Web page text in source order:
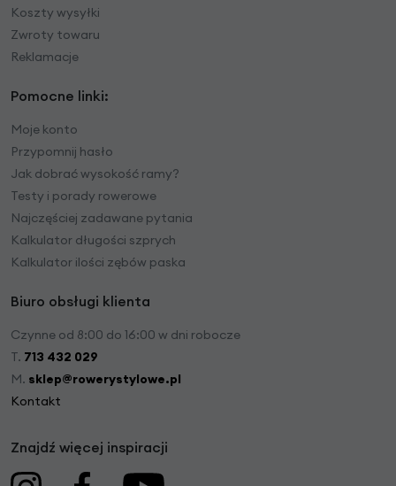
Koszty wysyłki
Zwroty towaru
Reklamacje
Pomocne linki:
Moje konto
Przypomnij hasło
Jak dobrać wysokość ramy?
Testy i porady rowerowe
Najczęściej zadawane pytania
Kalkulator długości szprych
Kalkulator ilości zębów paska
Biuro obsługi klienta
Czynne od 8:00 do 16:00 w dni robocze
T. 713 432 029
M. sklep@rowerystylowe.pl
Kontakt
Znajdź więcej inspiracji